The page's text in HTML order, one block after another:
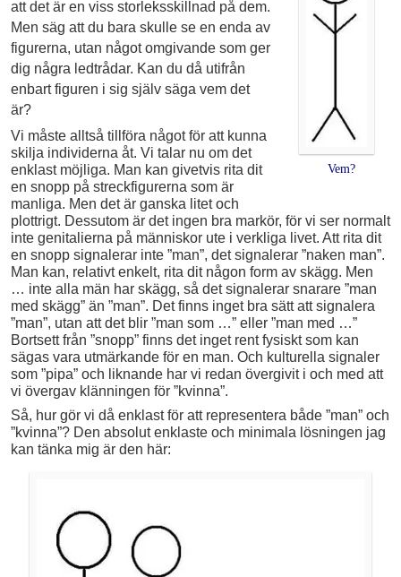
Vem?
att det är en viss storleksskillnad på dem.
Men säg att du bara skulle se en enda av
figurerna, utan något omgivande som ger
dig några ledtrådar. Kan du då utifrån
enbart figuren i sig själv säga vem det
är?
Vi måste alltså tillföra något för att kunna
skilja individerna åt. Vi talar nu om det
enklast möjliga. Man kan givetvis rita dit
en snopp på streckfigurerna som är
manliga. Men det är ganska litet och
plottrigt. Dessutom är det ingen bra markör, för vi ser normalt
inte genitalierna på människor ute i verkliga livet. Att rita dit
en snopp signalerar inte ”man”, det signalerar ”naken man”.
Man kan, relativt enkelt, rita dit någon form av skägg. Men
… inte alla män har skägg, så det signalerar snarare ”man
med skägg” än ”man”. Det finns inget bra sätt att signalera
”man”, utan att det blir ”man som …” eller ”man med …”
Bortsett från ”snopp” finns det inget rent fysiskt som kan
sägas vara utmärkande för en man. Och kulturella signaler
som ”pipa” och liknande har vi redan övergivit i och med att
vi övergav klänningen för ”kvinna”.
Så, hur gör vi då enklast för att representera både ”man” och
”kvinna”? Den absolut enklaste och minimala lösningen jag
kan tänka mig är den här: